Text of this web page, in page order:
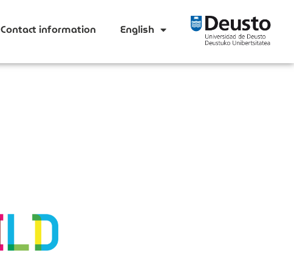
Contact information English